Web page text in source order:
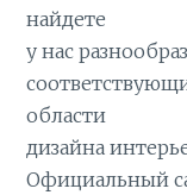
найдете
у нас
области
дизайна
Официальный